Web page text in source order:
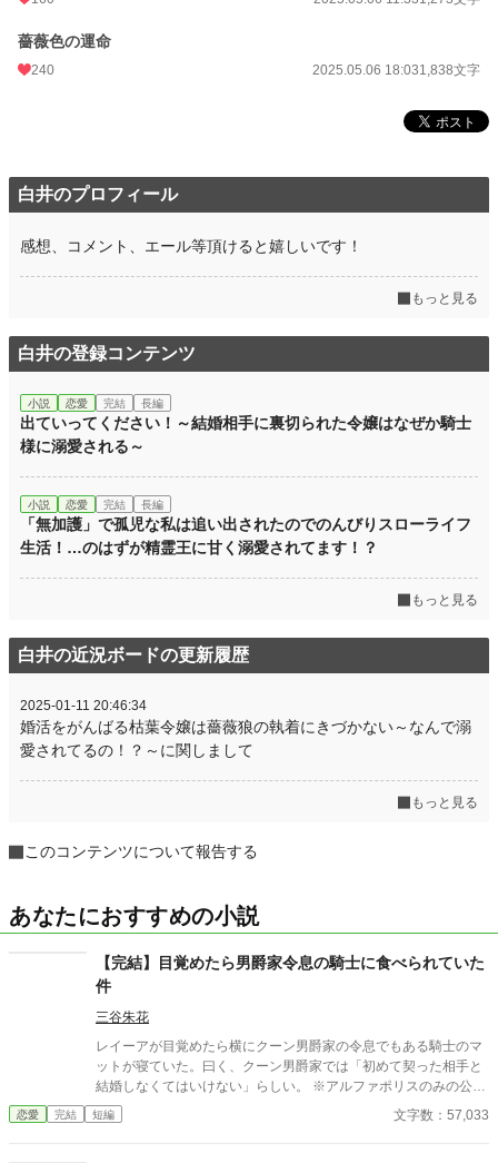
薔薇色の運命
240 2025.05.06 18:031,838文字
白井のプロフィール
感想、コメント、エール等頂けると嬉しいです！
もっと見る
白井の登録コンテンツ
小説 恋愛 完結 長編
出ていってください！～結婚相手に裏切られた令嬢はなぜか騎士
様に溺愛される～
小説 恋愛 完結 長編
「無加護」で孤児な私は追い出されたのでのんびりスローライフ
生活！…のはずが精霊王に甘く溺愛されてます！？
もっと見る
白井の近況ボードの更新履歴
2025-01-11 20:46:34
婚活をがんばる枯葉令嬢は薔薇狼の執着にきづかない～なんで溺
愛されてるの！？～に関しまして
もっと見る
このコンテンツについて報告する
あなたにおすすめの小説
【完結】目覚めたら男爵家令息の騎士に食べられていた
件
三谷朱花
レイーアが目覚めたら横にクーン男爵家の令息でもある騎士のマ
ットが寝ていた。曰く、クーン男爵家では「初めて契った相手と
結婚しなくてはいけない」らしい。 ※アルファポリスのみの公開
です。
恋愛 完結 短編 文字数：57,033